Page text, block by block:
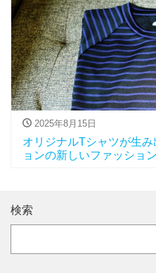
2025年8月15日
オリジナルTシャツが生
ョンの新しいファッショ
検索